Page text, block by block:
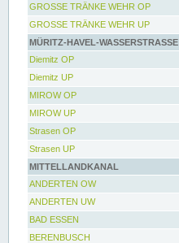
GROSSE TRÄNKE WEHR OP
GROSSE TRÄNKE WEHR UP
MÜRITZ-HAVEL-WASSERSTRASSE
Diemitz OP
Diemitz UP
MIROW OP
MIROW UP
Strasen OP
Strasen UP
MITTELLANDKANAL
ANDERTEN OW
ANDERTEN UW
BAD ESSEN
BERENBUSCH